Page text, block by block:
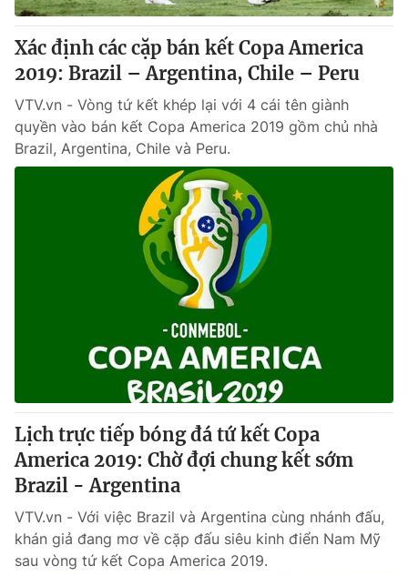
Xác định các cặp bán kết Copa America
2019: Brazil – Argentina, Chile – Peru
VTV.vn - Vòng tứ kết khép lại với 4 cái tên giành
quyền vào bán kết Copa America 2019 gồm chủ nhà
Brazil, Argentina, Chile và Peru.
Lịch trực tiếp bóng đá tứ kết Copa
America 2019: Chờ đợi chung kết sớm
Brazil - Argentina
VTV.vn - Với việc Brazil và Argentina cùng nhánh đấu,
khán giả đang mơ về cặp đấu siêu kinh điển Nam Mỹ
sau vòng tứ kết Copa America 2019.